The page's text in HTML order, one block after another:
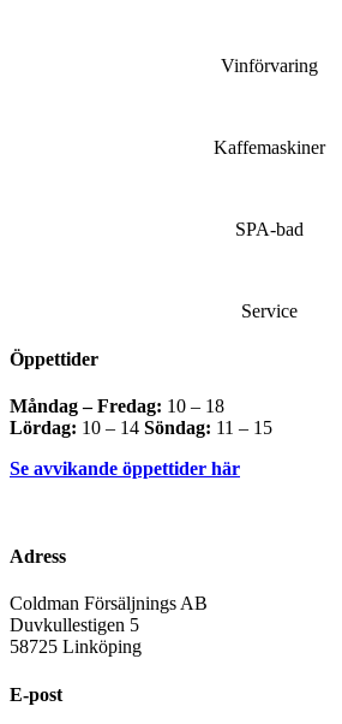
Vinförvaring
Kaffemaskiner
SPA-bad
Service
Öppettider
Måndag – Fredag: 10 – 18
Lördag: 10 – 14 Söndag: 11 – 15
Se avvikande öppettider här
Adress
Coldman Försäljnings AB
Duvkullestigen 5
58725 Linköping
E-post